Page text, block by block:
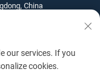
China
our services. If you
cookies.